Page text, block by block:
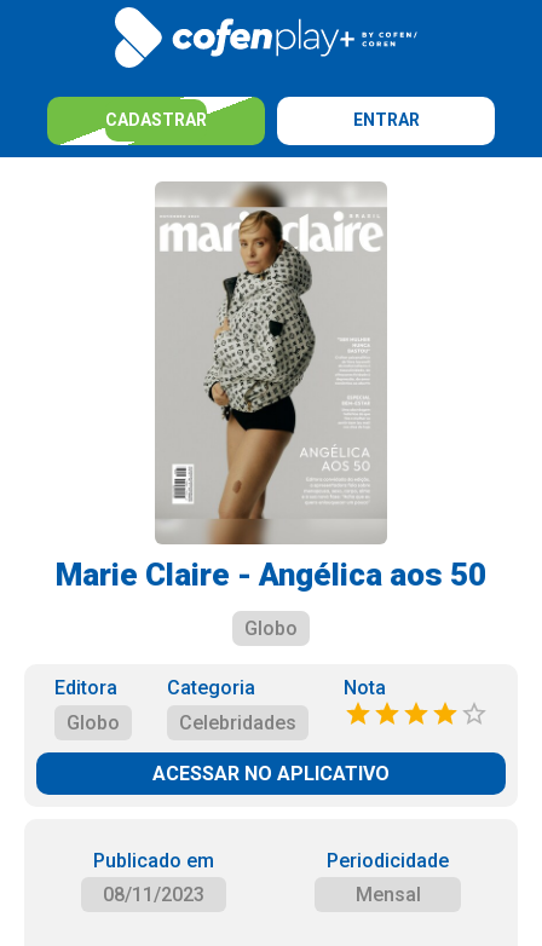
CADASTRAR ENTRAR
Marie Claire - Angélica aos 50
Globo
Editora
Globo
Categoria
Celebridades
Nota
ACESSAR NO APLICATIVO
Publicado em
08/11/2023
Periodicidade
Mensal